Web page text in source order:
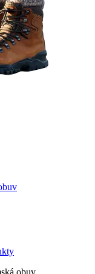
obuv